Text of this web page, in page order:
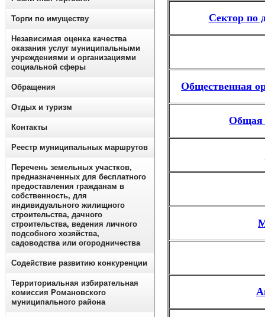
Сектор по
Общественная
Общая
Торги по имуществу
Независимая оценка качества
оказания услуг муниципальными
учреждениями и организациями
социальной сферы
Обращения
Отдых и туризм
Контакты
Реестр муниципальных маршрутов
Перечень земельных участков,
предназначенных для бесплатного
предоставления гражданам в
собственность, для
индивидуального жилищного
строительства, дачного
строительства, ведения личного
подсобного хозяйства,
садоводства или огородничества
Содействие развитию конкуренции
Территориальная избирательная
комиссия Романовского
муниципального района